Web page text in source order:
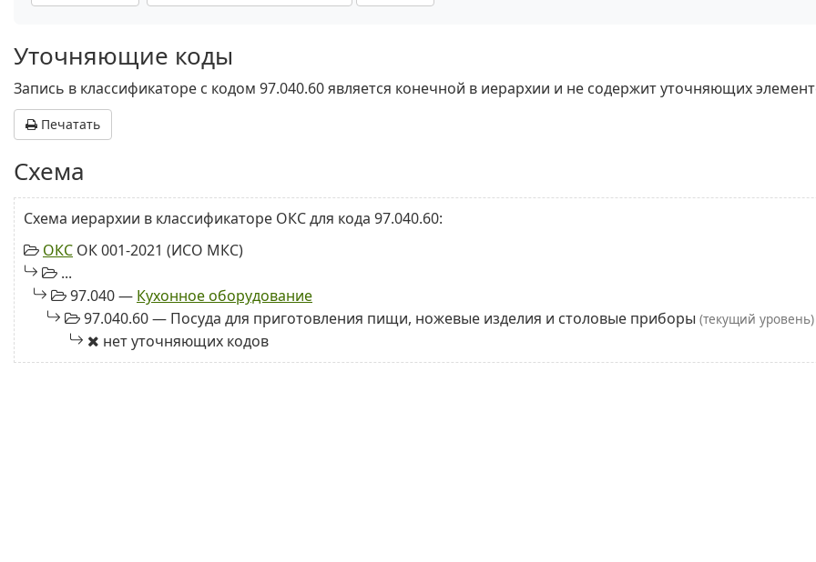
Уточняющие коды
Запись в классификаторе с кодом 97.040.60 является конечной в иерархии и не содержит уточняющих
Печатать
Схема
Схема иерархии в классификаторе ОКС для кода 97.040.60:
ОКС ОК 001-2021 (ИСО МКС)
...
97.040 — Кухонное оборудование
97.040.60 — Посуда для приготовления пищи, ножевые изделия и столовые приборы (текущий уровень)
нет уточняющих кодов